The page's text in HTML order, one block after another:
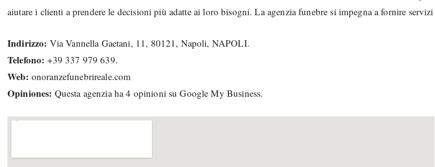
aiutare i clienti a prendere le decisioni più adatte ai loro bisogni. La agenzia funebre si impegna a fornire servizi
Indirizzo: Via Vannella Gaetani, 11, 80121, Napoli, NAPOLI.
Telefono: +39 337 979 639.
Web: onoranzefunebrireale.com
Opiniones: Questa agenzia ha 4 opinioni su Google My Business.